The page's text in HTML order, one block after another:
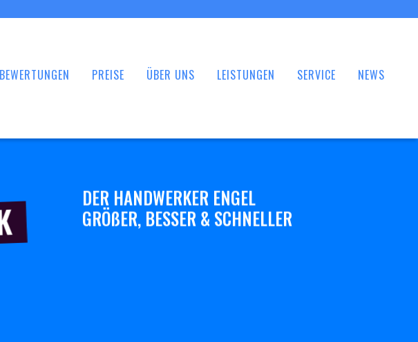
BEWERTUNGEN PREISE ÜBER UNS LEISTUNGEN SERVICE NEWS
DER HANDWERKER ENGEL
GRÖßER, BESSER & SCHNELLER